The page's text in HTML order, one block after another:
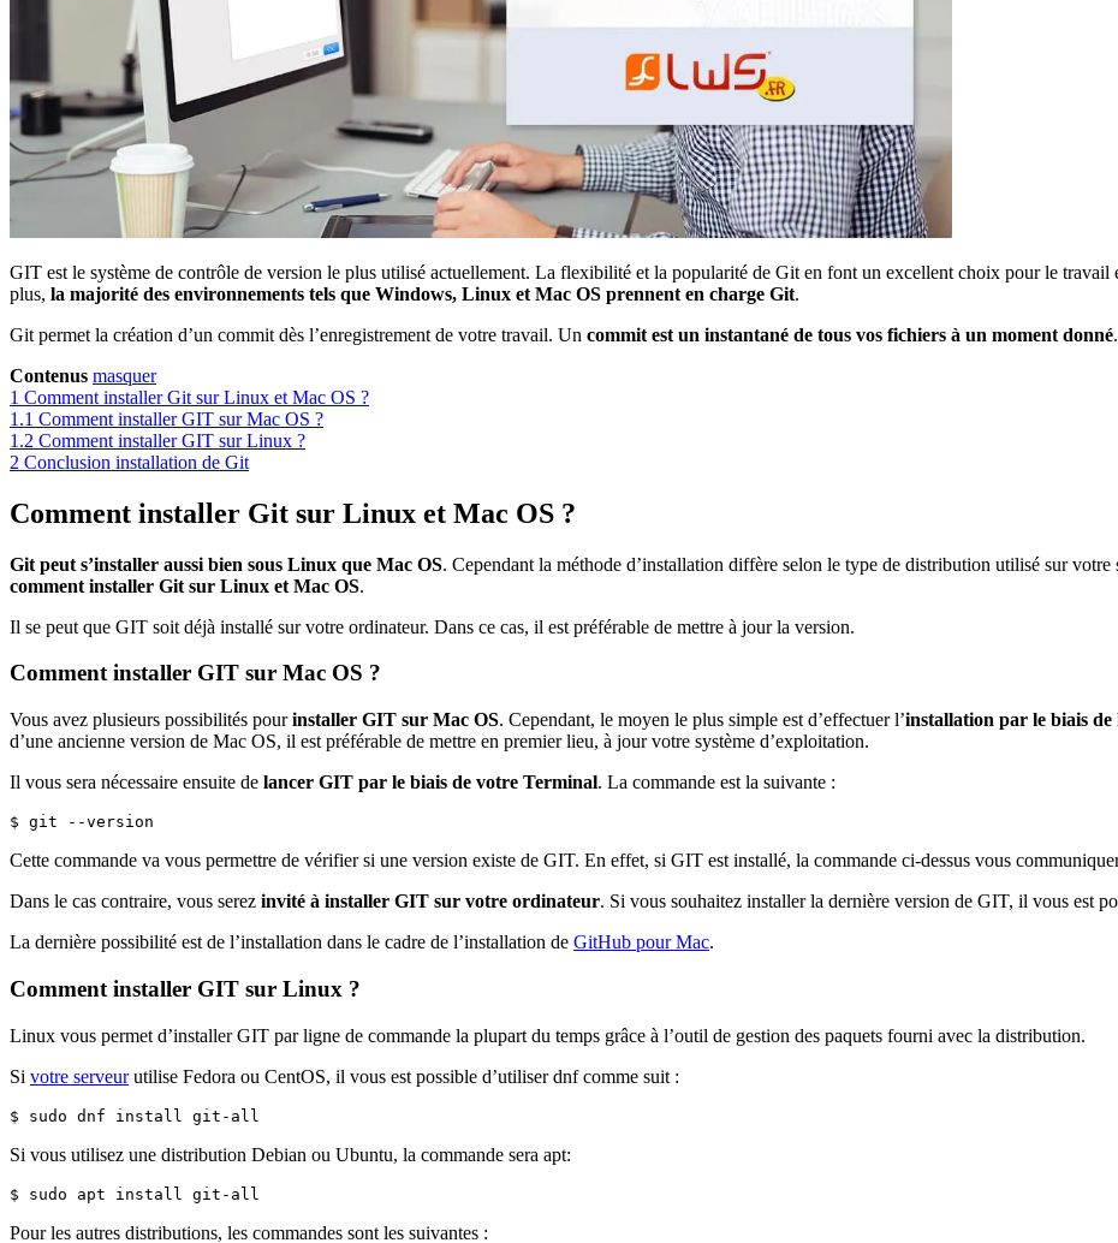
GIT est le système de contrôle de version le plus utilisé actuellement. La flexibilité et la popularité de Git en font un excellent choix pour le
plus, la majorité des environnements tels que Windows, Linux et Mac OS prennent en charge Git.
Git permet la création d’un commit dès l’enregistrement de votre travail. Un commit est un instantané de tous vos fichiers à un moment donné.
Contenus masquer
1 Comment installer Git sur Linux et Mac OS ?
1.1 Comment installer GIT sur Mac OS ?
1.2 Comment installer GIT sur Linux ?
2 Conclusion installation de Git
Comment installer Git sur Linux et Mac OS ?
Git peut s’installer aussi bien sous Linux que Mac OS. Cependant la méthode d’installation diffère selon le type de distribution utilisé sur
comment installer Git sur Linux et Mac OS.
Il se peut que GIT soit déjà installé sur votre ordinateur. Dans ce cas, il est préférable de mettre à jour la version.
Comment installer GIT sur Mac OS ?
Vous avez plusieurs possibilités pourinstaller GIT sur Mac OS. Cependant, le moyen le plus simple est d’effectuer l’installation par le biais de
d’une ancienne version de Mac OS, il est préférable de mettre en premier lieu, à jour votre système d’exploitation.
Il vous sera nécessaire ensuite de lancer GIT par le biais de votre Terminal. La commande est la suivante :
$ git --version
Cette commande va vous permettre de vérifier si une version existe de GIT. En effet, si GIT est installé, la commande ci-dessus vous
Dans le cas contraire, vous serez invité à installer GIT sur votre ordinateur. Si vous souhaitez installer la dernière version de GIT, il vous est
La dernière possibilité est de l’installation dans le cadre de l’installation de GitHub pour Mac.
Comment installer GIT sur Linux ?
Linux vous permet d’installer GIT par ligne de commande la plupart du temps grâce à l’outil de gestion des paquets fourni avec la distribution.
Si votre serveurutilise Fedora ou CentOS, il vous est possible d’utiliser dnf comme suit :
$ sudo dnf install git-all
Si vous utilisez une distribution Debian ou Ubuntu, la commande sera apt:
$ sudo apt install git-all
Pour les autres distributions, les commandes sont les suivantes :